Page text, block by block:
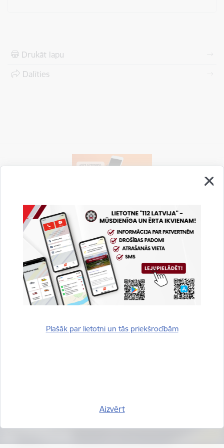
Plašāk par lietotni un tās priekšrocībām
Aizvērt
Drukāt lapu
Dalīties
Vai šī informācija bija noderīga?
Sniegt atsauksmi
Esi pirmais, kurš uzzina!